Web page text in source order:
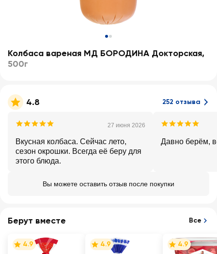
Колбаса вареная МД БОРОДИНА Докторская,
500г
4.8 252 отзыва
27 июня 2026
Вкусная колбаса. Сейчас лето,
сезон окрошки. Всегда её беру для
этого блюда.
Давно берём,
Вы можете оставить отзыв после покупки
Берут вместе Все
4.9 4.9 4.9